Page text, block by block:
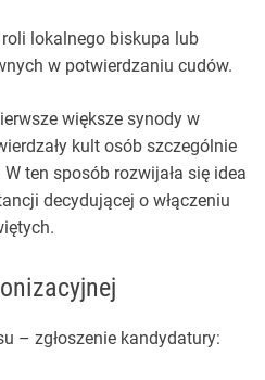
lokalnego biskupa lub
w potwierdzaniu cudów.
większe synody w
kult osób szczególnie
ten sposób rozwijała się idea
decydującej o włączeniu
– zgłoszenie kandydatury: